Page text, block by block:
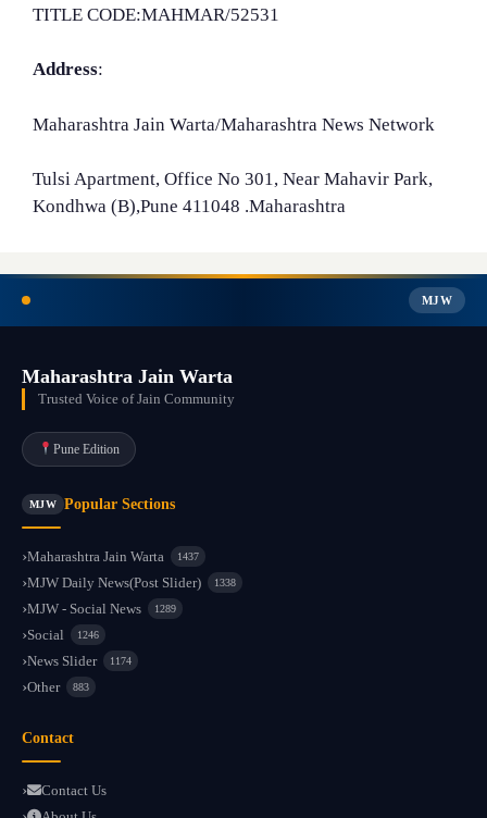
TITLE CODE:MAHMAR/52531
Address:
Maharashtra Jain Warta/Maharashtra News Network
Tulsi Apartment, Office No 301, Near Mahavir Park,
Kondhwa (B),Pune 411048 .Maharashtra
MJW
Maharashtra Jain Warta
Trusted Voice of Jain Community
Pune Edition
MJW Popular Sections
Maharashtra Jain Warta 1437
MJW Daily News(Post Slider) 1338
MJW - Social News 1289
Social 1246
News Slider 1174
Other 883
Contact
Contact Us